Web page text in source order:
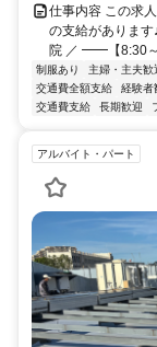
仕事内容 この求
の支給があります
院 ／ ━━【8:30
制服あり 主婦・主夫歓
交通費全額支給
経験者
交通費支給
長期歓迎
アルバイト・パート